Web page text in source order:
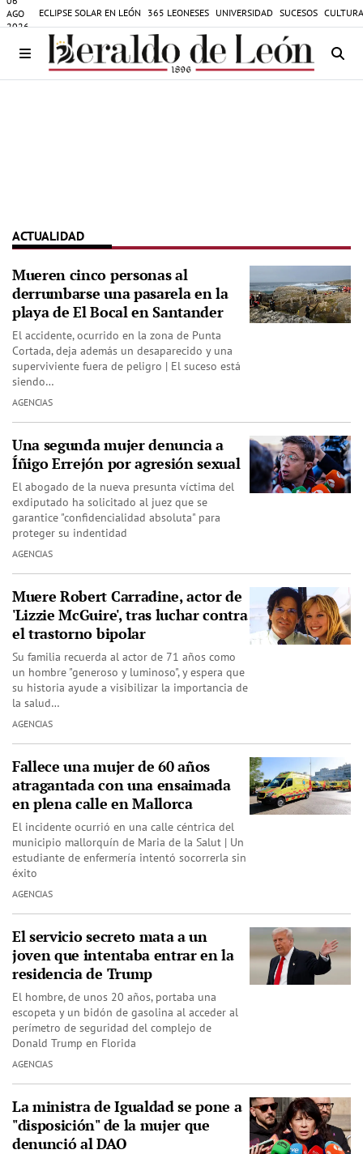
AGO
2026
ECLIPSE SOLAR EN LEÓN 365 LEONESES UNIVERSIDAD SUCESOS
ACTUALIDAD
Mueren cinco personas al
derrumbarse una pasarela en la
playa de El Bocal en Santander
El accidente, ocurrido en la zona de Punta
Cortada, deja además un desaparecido y una
superviviente fuera de peligro | El suceso está
siendo…
AGENCIAS
Una segunda mujer denuncia a
Íñigo Errejón por agresión sexual
El abogado de la nueva presunta víctima del
exdiputado ha solicitado al juez que se
garantice "confidencialidad absoluta" para
proteger su indentidad
AGENCIAS
Muere Robert Carradine, actor de
'Lizzie McGuire', tras luchar contra
el trastorno bipolar
Su familia recuerda al actor de 71 años como
un hombre "generoso y luminoso", y espera que
su historia ayude a visibilizar la importancia de
la salud…
AGENCIAS
Fallece una mujer de 60 años
atragantada con una ensaimada
en plena calle en Mallorca
El incidente ocurrió en una calle céntrica del
municipio mallorquín de Maria de la Salut | Un
estudiante de enfermería intentó socorrerla sin
éxito
AGENCIAS
El servicio secreto mata a un
joven que intentaba entrar en la
residencia de Trump
El hombre, de unos 20 años, portaba una
escopeta y un bidón de gasolina al acceder al
perímetro de seguridad del complejo de
Donald Trump en Florida
AGENCIAS
La ministra de Igualdad se pone a
"disposición" de la mujer que
denunció al DAO